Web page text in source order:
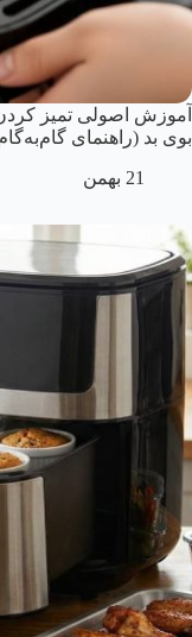
آموزش اصولی تمیز
بوی بد (راهنمای
21 بهمن